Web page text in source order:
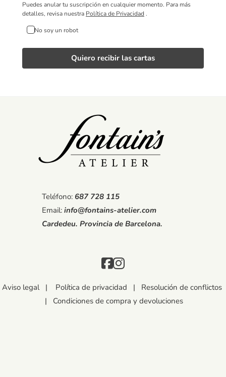
Puedes anular tu suscripción en cualquier momento. Para más
detalles, revisa nuestra Política de Privacidad .
No soy un robot
Quiero recibir las cartas
Teléfono: 687 728 115
Email: info@fontains-atelier.com
Cardedeu. Provincia de Barcelona.
Aviso legal| Política de privacidad | Resolución de conflictos
| Condiciones de compra y devoluciones